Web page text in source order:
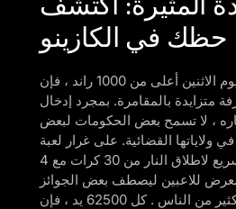
حظك في الكازينو
عندما تقوم بإيداع يوم الاثنين أعلى من 1000 راند ، فإن
متزايدة بالمقامرة. بمجرد إدخال
، لا تسمح بعض الحكومات لبعض
ولاياتها القضائية. على غرار لعبة
البنغو يتميز جولة سريع لاطلاق النار من 30 كرات مع 4
للاعبين ليصطف بعض الجوائز
الفائزة، وفقا لكثير من الناس . كل 62500 يد ، فإن